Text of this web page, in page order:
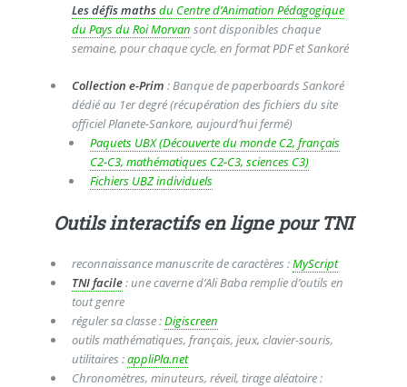
Les défis mathsdu Centre d’Animation Pédagogique
du Pays du Roi Morvan sont disponibles chaque
semaine, pour chaque cycle, en format PDF et Sankoré
Collection e-Prim : Banque de paperboards Sankoré
dédié au 1er degré (récupération des fichiers du site
officiel Planete-Sankore, aujourd’hui fermé)
Paquets UBX (Découverte du monde C2, français
C2-C3, mathématiques C2-C3, sciences C3)
Fichiers UBZ individuels
Outils interactifs en ligne pour TNI
reconnaissance manuscrite de caractères :MyScript
TNI facile: une caverne d’Ali Baba remplie d’outils en
tout genre
réguler sa classe :Digiscreen
outils mathématiques, français, jeux, clavier-souris,
utilitaires :appliPla.net
Chronomètres, minuteurs, réveil, tirage aléatoire :